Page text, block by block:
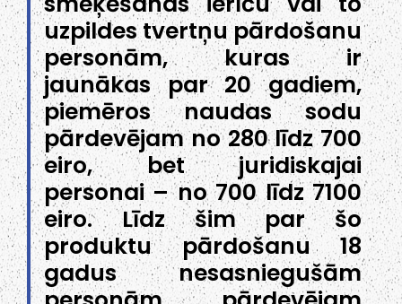
uzpildes tvertņu pārdošanu
personām, kuras ir
jaunākas par 20 gadiem,
piemēros naudas sodu
pārdevējam no 280 līdz 700
eiro, bet juridiskajai
personai – no 700 līdz 7100
eiro. Līdz šim par šo
produktu pārdošanu 18
gadus nesasniegušām